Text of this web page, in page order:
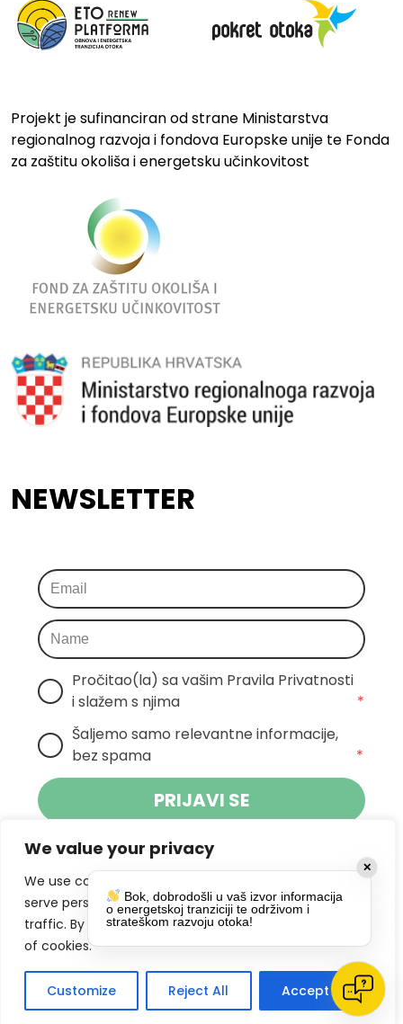
We value your privacy
We use cookies to enhance your browsing experience,
serve personalized ads or content, and analyze our
traffic. By clicking "Accept All", you consent to our use
of cookies.
Customize Reject All Accept All
Projekt je sufinanciran od strane Ministarstva
regionalnog razvoja i fondova Europske unije te Fonda
za zaštitu okoliša i energetsku učinkovitost
NEWSLETTER
Pročitao(la) sa vašim Pravila Privatnosti
i slažem s njima
*
Šaljemo samo relevantne informacije,
bez spama
*
PRIJAVI SE
Klikom na gumb dajete suglasnost za
primanje novosti Pokreta Otoka te se
slažete spolitikom privatnosti.
DRUŠTVENE MREŽE
✕
Bok, dobrodošli u vaš izvor informacija
o energetskoj tranziciji te održivom i
strateškom razvoju otoka!